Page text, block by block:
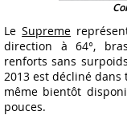
LeSupreme
direction à 64°,
renforts sans
2013 est décliné dans
même bientôt
pouces.